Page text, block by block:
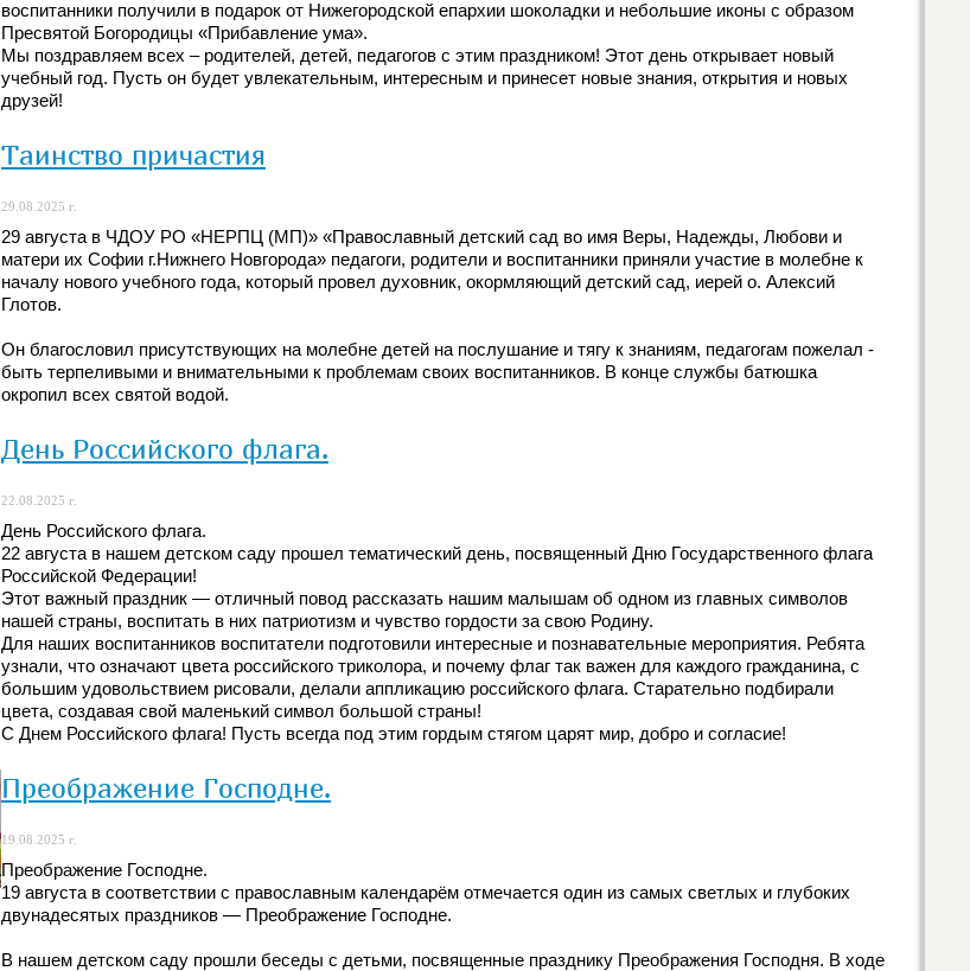
воспитанники получили в подарок от Нижегородской епархии шоколадки и небольшие иконы с образом
Пресвятой Богородицы «Прибавление ума».
Мы поздравляем всех – родителей, детей, педагогов с этим праздником! Этот день открывает новый
учебный год. Пусть он будет увлекательным, интересным и принесет новые знания, открытия и новых
друзей!
Таинство причастия
29.08.2025 г.
29 августа в ЧДОУ РО «НЕРПЦ (МП)» «Православный детский сад во имя Веры, Надежды, Любови и
матери их Софии г.Нижнего Новгорода» педагоги, родители и воспитанники приняли участие в молебне к
началу нового учебного года, который провел духовник, окормляющий детский сад, иерей о. Алексий
Глотов.
Он благословил присутствующих на молебне детей на послушание и тягу к знаниям, педагогам пожелал -
быть терпеливыми и внимательными к проблемам своих воспитанников. В конце службы батюшка
окропил всех святой водой.
День Российского флага.
22.08.2025 г.
День Российского флага.
22 августа в нашем детском саду прошел тематический день, посвященный Дню Государственного флага
Российской Федерации!
Этот важный праздник — отличный повод рассказать нашим малышам об одном из главных символов
нашей страны, воспитать в них патриотизм и чувство гордости за свою Родину.
Для наших воспитанников воспитатели подготовили интересные и познавательные мероприятия. Ребята
узнали, что означают цвета российского триколора, и почему флаг так важен для каждого гражданина, с
большим удовольствием рисовали, делали аппликацию российского флага. Старательно подбирали
цвета, создавая свой маленький символ большой страны!
С Днем Российского флага! Пусть всегда под этим гордым стягом царят мир, добро и согласие!
Преображение Господне.
19.08.2025 г.
Преображение Господне.
19 августа в соответствии с православным календарём отмечается один из самых светлых и глубоких
двунадесятых праздников — Преображение Господне.
В нашем детском саду прошли беседы с детьми, посвященные празднику Преображения Господня. В ходе